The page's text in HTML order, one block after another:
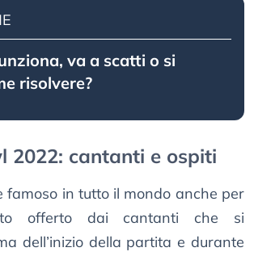
va a scatti o si
risolvere?
2022: cantanti e ospiti
famoso in tutto il mondo anche per
offerto dai cantanti che si
dell’inizio della partita e durante